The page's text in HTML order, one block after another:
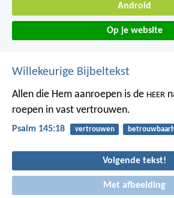
Android
Op je website
Willekeurige Bijbeltekst
Allen die Hem aanroepen is de HEER
roepen in vast vertrouwen.
Psalm 145:18 vertrouwen
Volgende tekst!
Met afbeelding